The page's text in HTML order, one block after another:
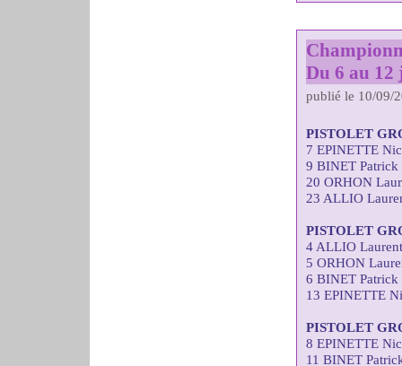
Du 6 au
publié le 10/09/
PISTOLET
7 EPINETTE
9 BINET Patrick
20 ORHON
23 ALLIO
PISTOLET
4 ALLIO
5 ORHON
6 BINET Patrick
13 EPINETTE
PISTOLET
8 EPINETTE
11 BINET